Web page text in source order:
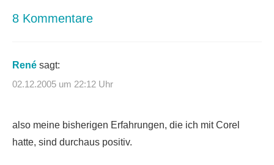
8 Kommentare
René sagt:
02.12.2005 um 22:12 Uhr
also meine bisherigen Erfahrungen, die ich mit Corel
hatte, sind durchaus positiv.